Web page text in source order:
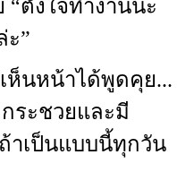
“ตั้งใจทำงานนะ
”
ห็นหน้าได้พูดคุย...
ระชวยและมี
าเป็นแบบนี้ทุกวัน